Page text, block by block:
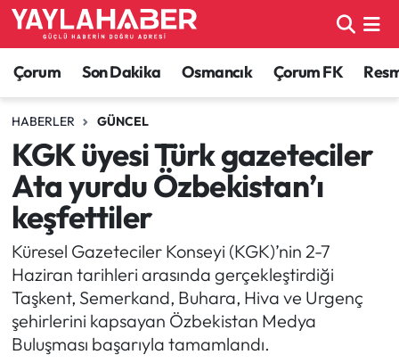
Çorum Son Dakika Osmancık Çorum FK
HABERLER GÜNCEL
KGK üyesi Türk gazeteciler
Ata yurdu Özbekistan’ı
keşfettiler
Küresel Gazeteciler Konseyi (KGK)’nin 2-7
Haziran tarihleri arasında gerçekleştirdiği
Taşkent, Semerkand, Buhara, Hiva ve Urgenç
şehirlerini kapsayan Özbekistan Medya
Buluşması başarıyla tamamlandı.
Alaca Haberleri
Bayat Haberleri
Bilgi - Keşfet Haberleri
Bilim ve Teknoloji
Boğazkale Haberleri
Çorum Haberleri
Çorum Son Dakika Haberleri
Çorum Nöbetçi Eczaneler
Çorum Hava Durumu
Çorum Namaz Vakitleri
Çorum Trafik Yoğunluk Haritası
TFF 1.Lig Puan Durumu ve Fikstür
Tüm Manşetler
Son Dakika Haberleri